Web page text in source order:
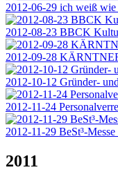
2012-06-29 ich weiß wie
2012-08-23 BBCK
2012-09-28
2012-10-12 Gründer-
2012-11-24
2012-11-29 BeSt³-
2011